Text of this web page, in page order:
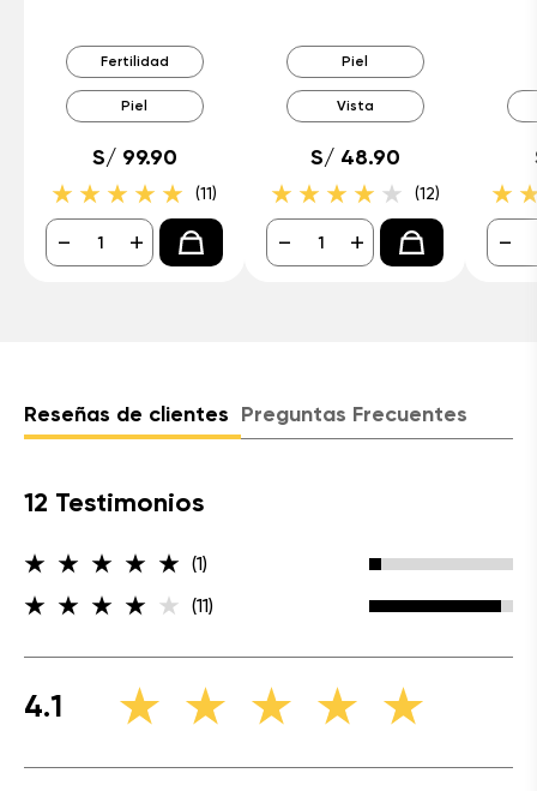
Fertilidad
Piel
S/ 99.90
(11)
- +
Piel
Vista
S/ 48.90
(12)
- + -
Reseñas de clientes Preguntas Frecuentes
12 Testimonios
(1)
(11)
4.1